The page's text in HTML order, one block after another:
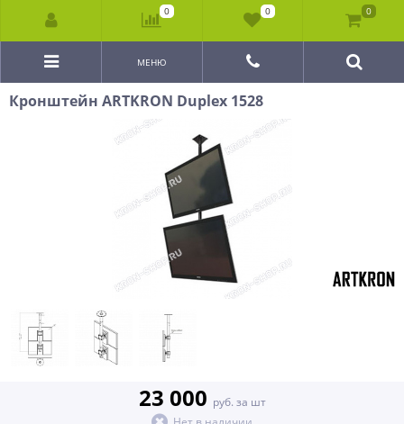
МЕНЮ
Кронштейн ARTKRON Duplex 1528
23 000 руб. за шт
0 0 0